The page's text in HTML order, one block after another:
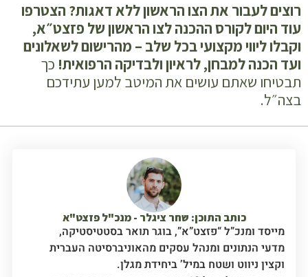
רוצים לעבור את הצו הראשון ללא דאגות? הצטרפו
עוד היום לקורס ההכנה לצו הראשון של פזצט״א,
וקבלו ליווי מקצועי בכל שלב – מהרישום לשאלונים
ועד הכנה למבחן, לראיון ולבדיקה הרפואית! כך
תבטיחו שאתם עושים את המיטב למען עתידכם
בצה״ל.
כותב התוכן: שחר ציגלר - מנכ"ל פזצט"א
מייסד ומנכ”ל “פזצט”א”, בוגר תואר בסטטיסטיקה,
מדעי הנתונים ומנהל עסקים מהאוניברסיטה העברית
וקצין ניווט ושטח במיל’ ביחידת מגלן.